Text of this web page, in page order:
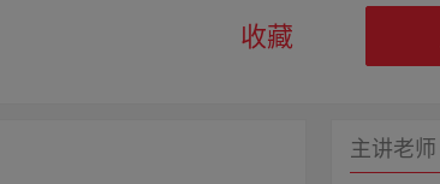
收藏
主讲老师